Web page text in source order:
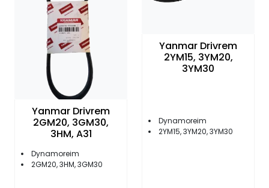
Yanmar Drivrem
2GM20, 3GM30,
3HM, A31
Dynamoreim
2GM20, 3HM, 3GM30
Yanmar Drivrem
2YM15, 3YM20,
3YM30
Dynamoreim
2YM15, 3YM20, 3YM30